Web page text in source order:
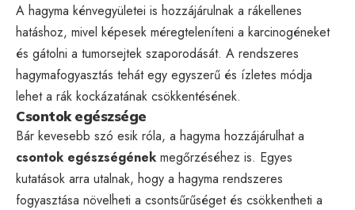
A hagyma kénvegyületei is hozzájárulnak a rákellenes
hatáshoz, mivel képesek méregteleníteni a karcinogéneket
és gátolni a tumorsejtek szaporodását. A rendszeres
hagymafogyasztás tehát egy egyszerű és ízletes módja
lehet a rák kockázatának csökkentésének.
Csontok egészsége
Bár kevesebb szó esik róla, a hagyma hozzájárulhat a
csontok egészségének megőrzéséhez is. Egyes
kutatások arra utalnak, hogy a hagyma rendszeres
fogyasztása növelheti a csontsűrűséget és csökkentheti a